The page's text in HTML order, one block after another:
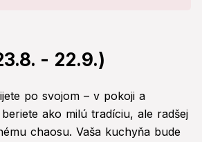
- 22.9.)
po svojom – v pokoji a
ako milú tradíciu, ale radšej
chaosu. Vaša kuchyňa bude